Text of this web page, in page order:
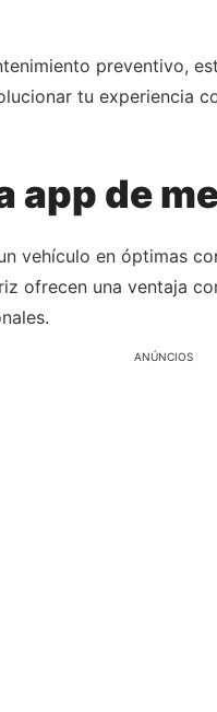
preventivo,
tu experiencia
app de
vehículo en óptimas
ofrecen una ventaja
ANÚNCIOS